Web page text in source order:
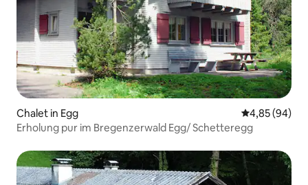
Chalet in Egg
4,85 (94)
Erholung pur im Bregenzerwald Egg/ Schetteregg